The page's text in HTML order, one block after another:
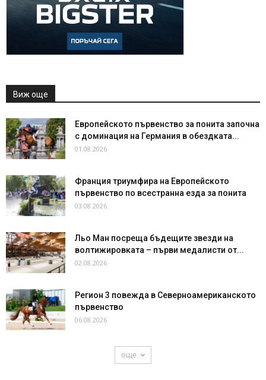
Виж още
Европейското първенство за понита започна
с доминация на Германия в обездката...
01.08.2026
Франция триумфира на Европейското
първенство по всестранна езда за понита
03.08.2026
Льо Ман посреща бъдещите звезди на
волтижировката – първи медалисти от...
02.08.2026
Регион 3 повежда в Северноамериканското
първенство
06.08.2026
още